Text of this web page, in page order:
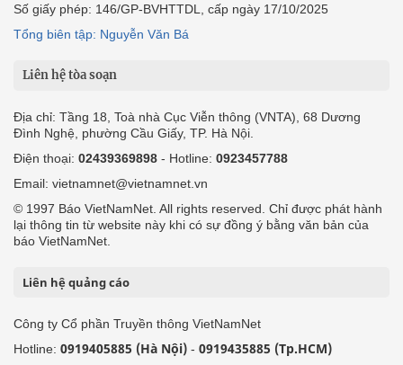
Số giấy phép: 146/GP-BVHTTDL, cấp ngày 17/10/2025
Tổng biên tập: Nguyễn Văn Bá
Liên hệ tòa soạn
Địa chỉ: Tầng 18, Toà nhà Cục Viễn thông (VNTA), 68 Dương
Đình Nghệ, phường Cầu Giấy, TP. Hà Nội.
Điện thoại: 02439369898 - Hotline: 0923457788
Email: vietnamnet@vietnamnet.vn
© 1997 Báo VietNamNet. All rights reserved. Chỉ được phát hành
lại thông tin từ website này khi có sự đồng ý bằng văn bản của
báo VietNamNet.
Liên hệ quảng cáo
Công ty Cổ phần Truyền thông VietNamNet
Hotline: 0919405885 (Hà Nội) - 0919435885 (Tp.HCM)